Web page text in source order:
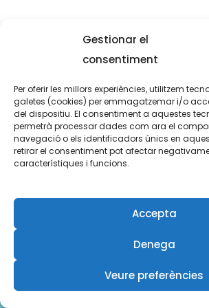
Gestionar el
consentiment
Per oferir les millors experiències, utilitzem
galetes (cookies) per emmagatzemar i/o
del dispositiu. El consentiment a aquestes
permetrà processar dades com ara el
navegació o els identificadors únics en
retirar el consentiment pot afectar
característiques i funcions.
Accepta
Denega
Veure preferències
Aviso Legal
Política de Privacidad
Términos y Condiciones